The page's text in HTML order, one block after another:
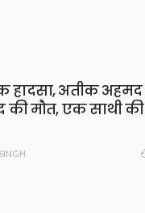
हादसा, अतीक अहमद
मौत, एक साथी की